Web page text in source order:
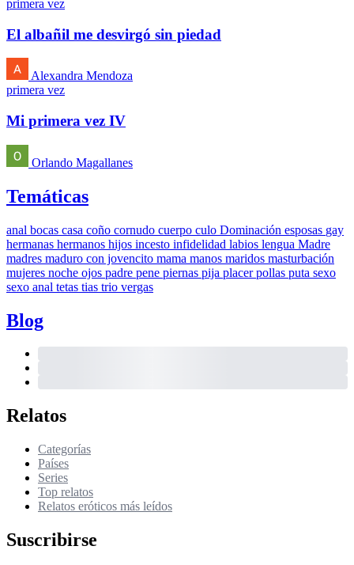
primera vez
El albañil me desvirgó sin piedad
Alexandra Mendoza
primera vez
Mi primera vez IV
Orlando Magallanes
Temáticas
anal bocas casa coño cornudo cuerpo culo Dominación esposas gay
hermanas hermanos hijos incesto infidelidad labios lengua Madre
madres maduro con jovencito mama manos maridos masturbación
mujeres noche ojos padre pene piernas pija placerpollas puta sexo
sexo anal tetas tias trio vergas
Blog
Relatos
Categorías
Países
Series
Top relatos
Relatos eróticos más leídos
Suscribirse